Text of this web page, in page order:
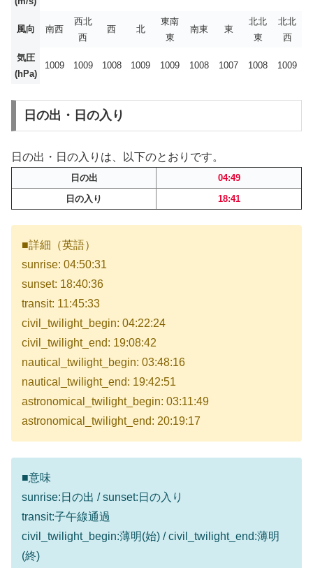
風向 南西
西北
西
西 北
東南
東
南東 東
北北
東
北北
西
気圧
(hPa)
1009 1009 1008 1009 1009 1008 1007 1008 1009
日の出・日の入り
日の出・日の入りは、以下のとおりです。
日の出
04:49
日の入り
18:41
■詳細（英語）
sunrise: 04:50:31
sunset: 18:40:36
transit: 11:45:33
civil_twilight_begin: 04:22:24
civil_twilight_end: 19:08:42
nautical_twilight_begin: 03:48:16
nautical_twilight_end: 19:42:51
astronomical_twilight_begin: 03:11:49
astronomical_twilight_end: 20:19:17
■意味
sunrise:日の出 / sunset:日の入り
transit:子午線通過
civil_twilight_begin:薄明(始) / civil_twilight_end:薄明
(終)